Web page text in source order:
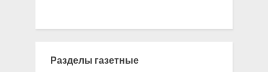
Разделы газетные